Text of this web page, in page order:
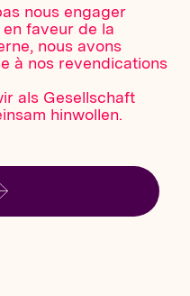
nous engager
faveur de la
nous avons
à nos revendications
als Gesellschaft
hinwollen.